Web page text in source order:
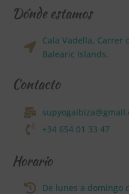
Dónde estamos
Cala Vadella, Carrer
Balearic Islands.
Contacto
+34 654 01 33 47
Horario
De lunes a domingo